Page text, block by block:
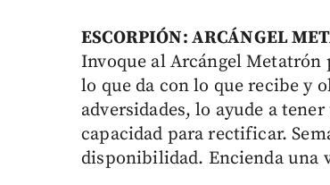
ESCORPIÓN: ARCÁNGEL
Invoque al Arcángel Metatrón
lo que da con lo que recibe y
adversidades, lo ayude a
capacidad para rectificar.
disponibilidad. Encienda una